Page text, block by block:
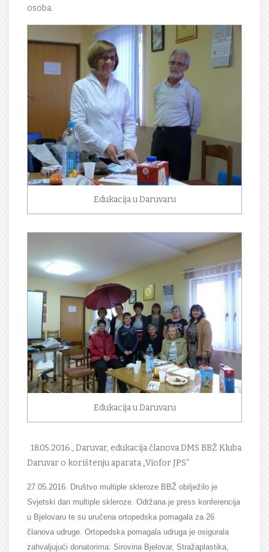
osoba.
Edukacija u Daruvaru
Edukacija u Daruvaru
18.05.2016., Daruvar, edukacija članova DMS BBŽ Kluba
Daruvar o korištenju aparata „Viofor JPS“
27.05.2016. Društvo multiple skleroze BBŽ obilježilo je
Svjetski dan multiple skleroze. Održana je press konferencija
u Bjelovaru te su uručena ortopedska pomagala za 26
članova udruge. Ortopedska pomagala udruga je osigurala
zahvaljujući donatorima: Sirovina Bjelovar, Stražaplastika,